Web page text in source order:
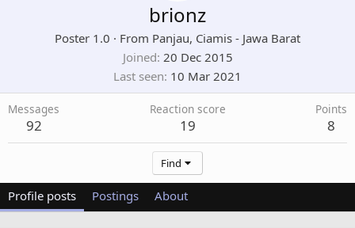
brionz
Poster 1.0 · From Panjau, Ciamis - Jawa Barat
Joined 20 Dec 2015
Last seen 10 Mar 2021
Messages
92
Reaction score
19
Points
8
Find
Profile posts Postings About